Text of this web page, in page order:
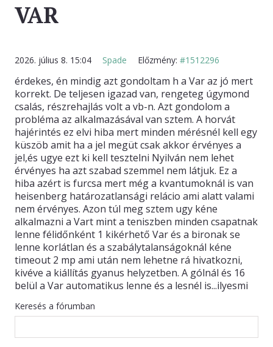
TŐZSDE FÓRUM
RSS OLVASÓ
BLOGOK
ELŐFIZETÉS
KAPCSOLAT
VAR
2026. július 8. 15:04 Spade Előzmény: #1512296
érdekes, én mindig azt gondoltam h a Var az jó mert
korrekt. De teljesen igazad van, rengeteg úgymond
csalás, részrehajlás volt a vb-n. Azt gondolom a
probléma az alkalmazásával van sztem. A horvát
hajérintés ez elvi hiba mert minden mérésnél kell egy
küszöb amit ha a jel megüt csak akkor érvényes a
jel,és ugye ezt ki kell tesztelni Nyilván nem lehet
érvényes ha azt szabad szemmel nem látjuk. Ez a
hiba azért is furcsa mert még a kvantumoknál is van
heisenberg határozatlansági relácio ami alatt valami
nem érvényes. Azon túl meg sztem ugy kéne
alkalmazni a Vart mint a teniszben minden csapatnak
lenne félidőnként 1 kikérhető Var és a bironak se
lenne korlátlan és a szabálytalanságoknál kéne
timeout 2 mp ami után nem lehetne rá hivatkozni,
kivéve a kiállítás gyanus helyzetben. A gólnál és 16
belül a Var automatikus lenne és a lesnél is...ilyesmi
Keresés a fórumban